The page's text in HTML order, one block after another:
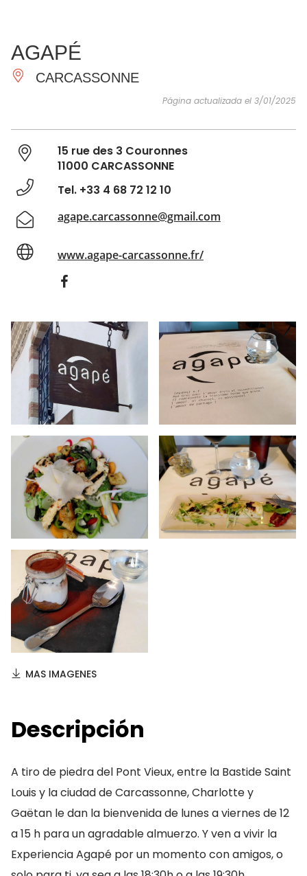
IMPRESCINDIBLES
AGAPÉ
CARCASSONNE
Página actualizada el 3/01/2025
15 rue des 3 Couronnes
11000 CARCASSONNE
Tel. +33 4 68 72 12 10
agape.carcassonne@gmail.com
www.agape-carcassonne.fr/
MAS IMAGENES
Descripción
A tiro de piedra del Pont Vieux, entre la Bastide Saint
Louis y la ciudad de Carcassonne, Charlotte y
Gaëtan le dan la bienvenida de lunes a viernes de 12
a 15 h para un agradable almuerzo. Y ven a vivir la
Experiencia Agapé por un momento con amigos, o